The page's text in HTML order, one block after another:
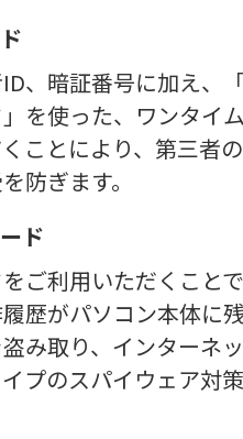
、暗証番号に加え、
を使った、ワンタイ
ことにより、第三者
防ぎます。
ド
ご利用いただくこと
歴がパソコン本体に
み取り、インターネ
プのスパイウェア対